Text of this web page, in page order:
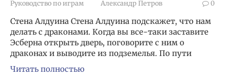
Руководство по играм Александр Петров 0
Стена Алдуина Стена Алдуина подскажет, что нам
делать с драконами. Когда вы все-таки заставите
Эсберна открыть дверь, поговорите с ним о
драконах и выводите из подземелья. По пути
Читать полностью